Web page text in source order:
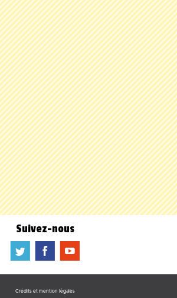
Suivez-nous
a b f
Crédits et mention légales